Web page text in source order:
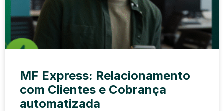
MF Express: Relacionamento
com Clientes e Cobrança
automatizada